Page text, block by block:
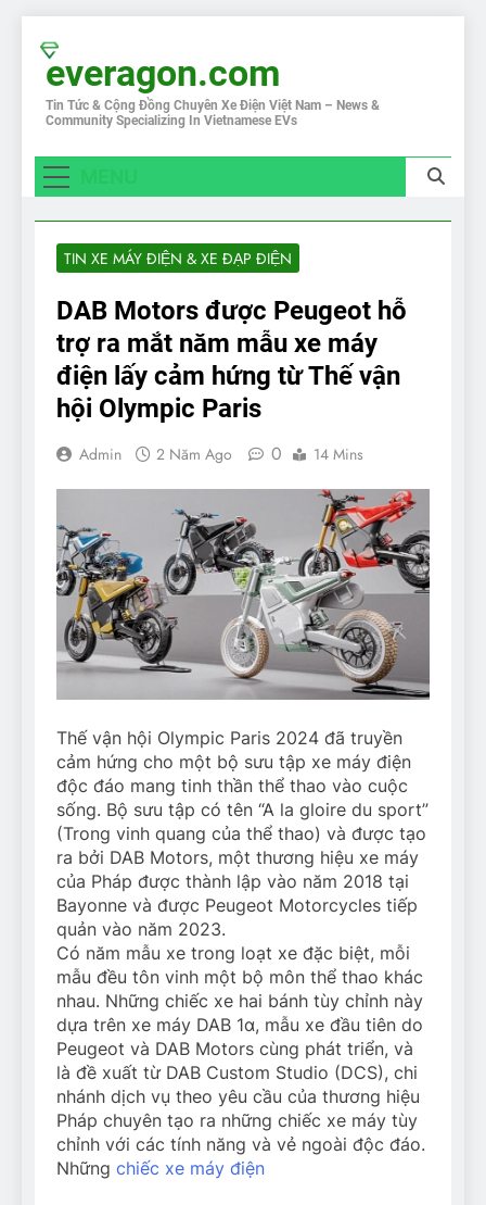
content
everagon.com
Tin Tức & Cộng Đồng Chuyên Xe Điện Việt Nam – News &
Community Specializing In Vietnamese EVs
TIN XE MÁY ĐIỆN & XE ĐẠP ĐIỆN
DAB Motors được Peugeot hỗ
trợ ra mắt năm mẫu xe máy
điện lấy cảm hứng từ Thế vận
hội Olympic Paris
Admin 2 Năm Ago 0 14 Mins
Thế vận hội Olympic Paris 2024 đã truyền
cảm hứng cho một bộ sưu tập xe máy điện
độc đáo mang tinh thần thể thao vào cuộc
sống. Bộ sưu tập có tên “A la gloire du sport”
(Trong vinh quang của thể thao) và được tạo
ra bởi DAB Motors, một thương hiệu xe máy
của Pháp được thành lập vào năm 2018 tại
Bayonne và được Peugeot Motorcycles tiếp
quản vào năm 2023.
Có năm mẫu xe trong loạt xe đặc biệt, mỗi
mẫu đều tôn vinh một bộ môn thể thao khác
nhau. Những chiếc xe hai bánh tùy chỉnh này
dựa trên xe máy DAB 1α, mẫu xe đầu tiên do
Peugeot và DAB Motors cùng phát triển, và
là đề xuất từ ​​DAB Custom Studio (DCS), chi
nhánh dịch vụ theo yêu cầu của thương hiệu
Pháp chuyên tạo ra những chiếc xe máy tùy
chỉnh với các tính năng và vẻ ngoài độc đáo.
Những chiếc xe máy điện